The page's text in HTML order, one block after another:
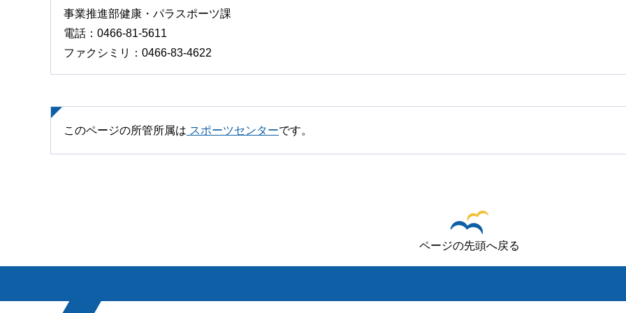
事業推進部健康・パラスポーツ課
電話：0466-81-5611
ファクシミリ：0466-83-4622
このページの所管所属は スポーツセンターです。
ページの先頭へ戻る